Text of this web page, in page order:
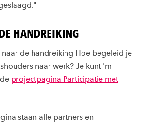
HANDREIKING
naar de handreiking Hoe begeleid je
naar werk? Je kunt 'm
projectpagina Participatie met
staan alle partners en